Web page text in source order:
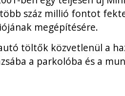
száz millió fontot
megépítésére.
töltők közvetlenül a
a parkolóba és a